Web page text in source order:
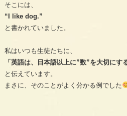
そこには、
“I like dog.”
と書かれていました。
私はいつも生徒たちに、
「英語は、日本語以上に”数”を大切にす
と伝えています。
まさに、そのことがよく分かる例でした